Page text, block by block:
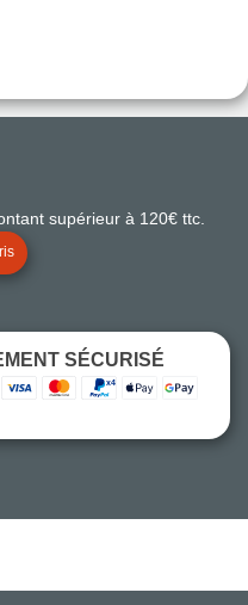
supérieur à 120€ ttc.
SÉCURISÉ